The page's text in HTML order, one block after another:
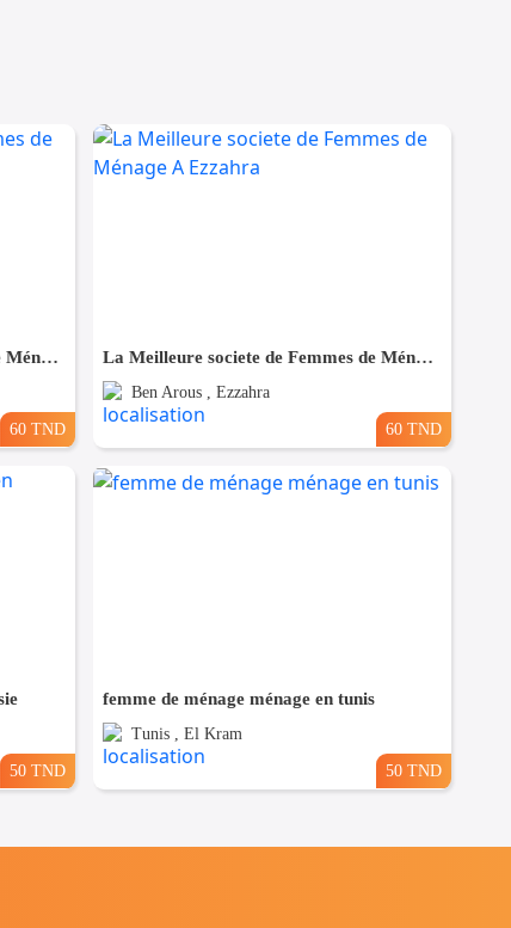
La Meilleure societe de Femmes de Ménage A Megrine
60 TND
La Meilleure societe de Femmes de Ménage A Ezzahra
Ben Arous , Ezzahra
60 TND
50 TND
femme de ménage ménage en tunis
Tunis , El Kram
50 TND